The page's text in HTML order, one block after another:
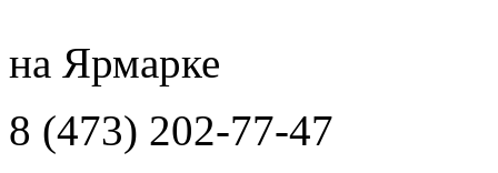
на Ярмарке
8 (473) 202-77-47